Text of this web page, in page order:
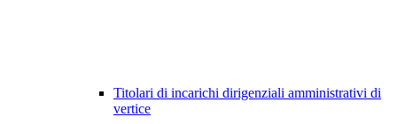
Titolari di incarichi dirigenziali amministrativi di
vertice